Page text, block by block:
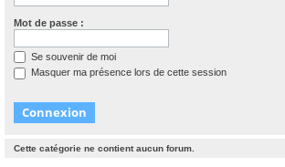
Mot de passe :
Se souvenir de moi
Masquer ma présence lors de cette session
Cette catégorie ne contient aucun forum.